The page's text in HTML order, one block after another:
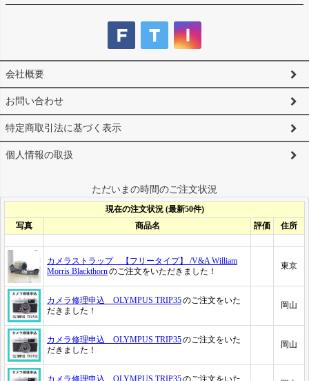
会社概要
お問い合わせ
特定商取引法に基づく表示
個人情報の取扱
ただいまの時間のご注文状況